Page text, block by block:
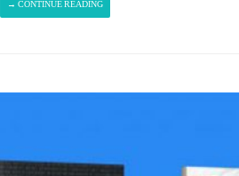
CONTINUE READING
→